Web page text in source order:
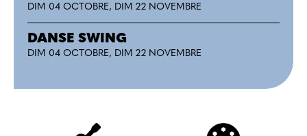
DIM 04 OCTOBRE, DIM 22 NOVEMBRE
DANSE SWING
DIM 04 OCTOBRE, DIM 22 NOVEMBRE